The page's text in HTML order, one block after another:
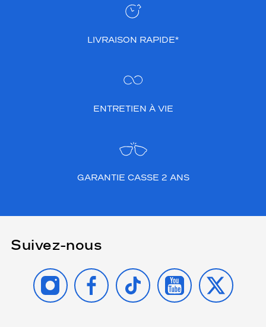
LIVRAISON RAPIDE*
ENTRETIEN À VIE
GARANTIE CASSE 2 ANS
Suivez-nous
INSTAGRAMFACEBOOK
TIKTOK YOUTUBE
X